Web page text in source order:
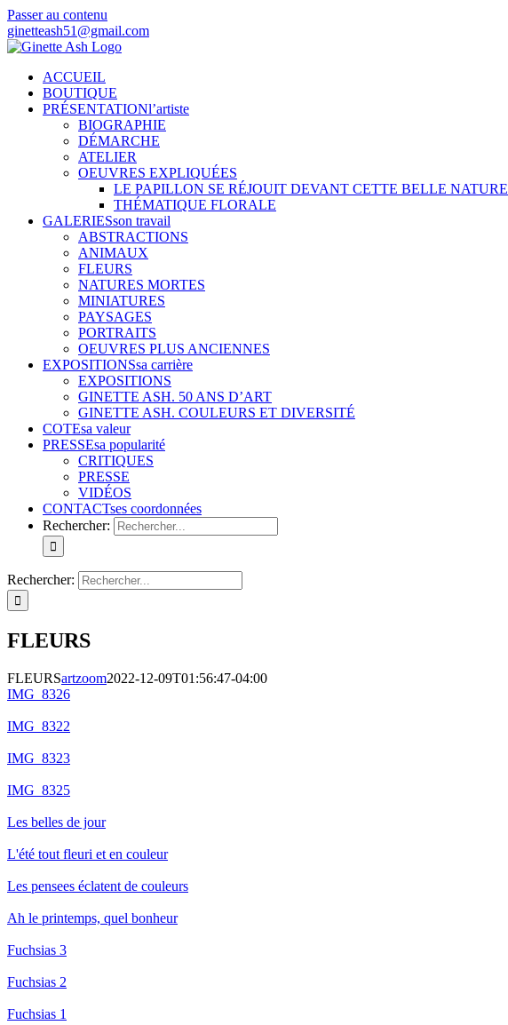
Passer au contenu
ginetteash51@gmail.com
ACCUEIL
BOUTIQUE
PRÉSENTATIONl’artiste
BIOGRAPHIE
DÉMARCHE
ATELIER
OEUVRES EXPLIQUÉES
LE PAPILLON SE RÉJOUIT DEVANT CETTE BELLE NATURE
THÉMATIQUE FLORALE
GALERIESson travail
ABSTRACTIONS
ANIMAUX
FLEURS
NATURES MORTES
MINIATURES
PAYSAGES
PORTRAITS
OEUVRES PLUS ANCIENNES
EXPOSITIONSsa carrière
EXPOSITIONS
GINETTE ASH. 50 ANS D’ART
GINETTE ASH. COULEURS ET DIVERSITÉ
COTEsa valeur
PRESSEsa popularité
CRITIQUES
PRESSE
VIDÉOS
CONTACTses coordonnées
Rechercher:
Rechercher:
FLEURS
FLEURSartzoom2022-12-09T01:56:47-04:00
IMG_8326
IMG_8322
IMG_8323
IMG_8325
Les belles de jour
L'été tout fleuri et en couleur
Les pensees éclatent de couleurs
Ah le printemps, quel bonheur
Fuchsias 3
Fuchsias 2
Fuchsias 1